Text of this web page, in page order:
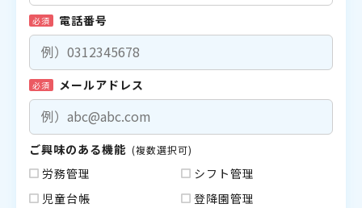
必須 電話番号
必須 メールアドレス
ご興味のある機能 (複数選択可)
労務管理
シフト管理
児童台帳
登降園管理